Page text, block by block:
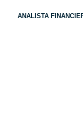
ANALISTA